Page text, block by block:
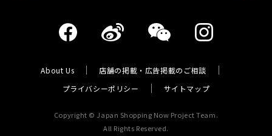
About Us
店舗の掲載・広告掲載のご相談
プライバシーポリシー
サイトマップ
Copyright © Japan Shopping Now Project Team.
All Rights Reserved.